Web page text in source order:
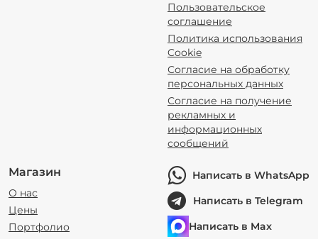
Пользовательское
соглашение
Политика использования
Cookie
Согласие на обработку
персональных данных
Согласие на получение
рекламных и
информационных
сообщений
Магазин
О нас
Цены
Портфолио
Написать в WhatsApp
Написать в Telegram
Написать в Max